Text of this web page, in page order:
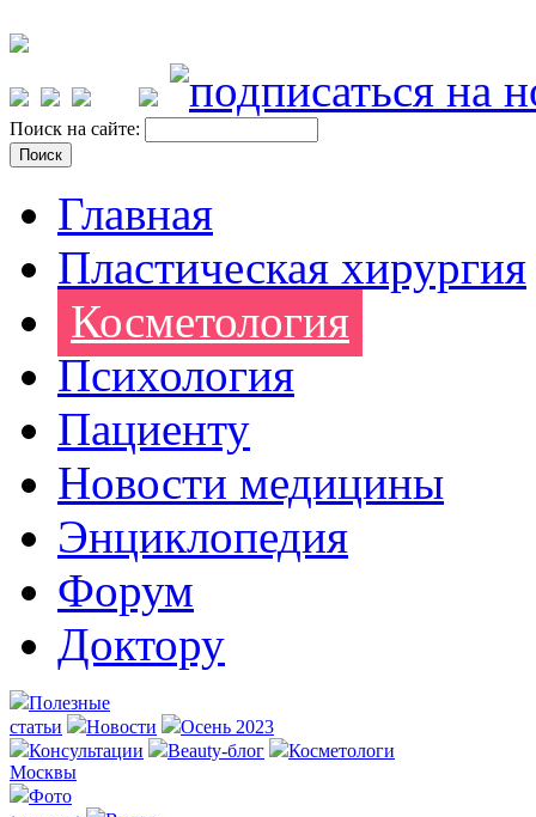
Поиск на сайте:
Главная
Пластическая хирургия
Косметология
Психология
Пациенту
Новости медицины
Энциклопедия
Форум
Доктору
Полезные
статьи
Новости
Осень 2023
Консультации
Beauty-блог
Косметологи
Москвы
Фото